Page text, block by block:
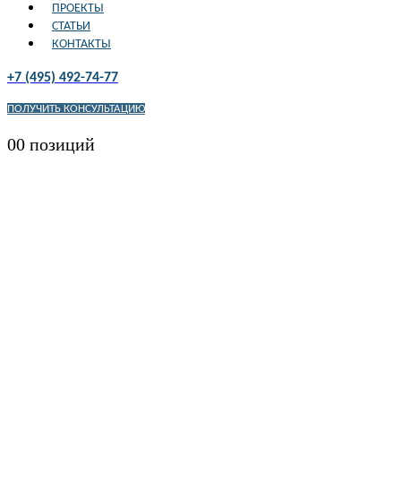
ПРОЕКТЫ
СТАТЬИ
КОНТАКТЫ
+7 (495) 492-74-77
ПОЛУЧИТЬ КОНСУЛЬТАЦИЮ
00 позиций